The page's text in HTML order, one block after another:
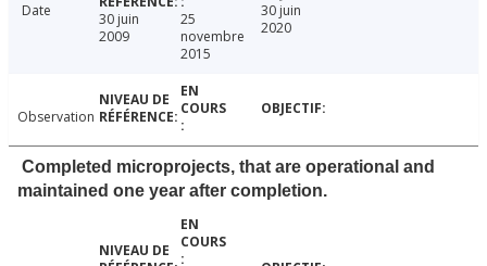
Date
30 juin
2009
25
novembre
2015
30 juin
2020
Observation
Completed microprojects, that are operational and
maintained one year after completion.